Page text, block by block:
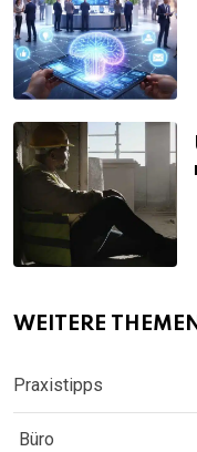
WEITERE
Praxistipps
Büro